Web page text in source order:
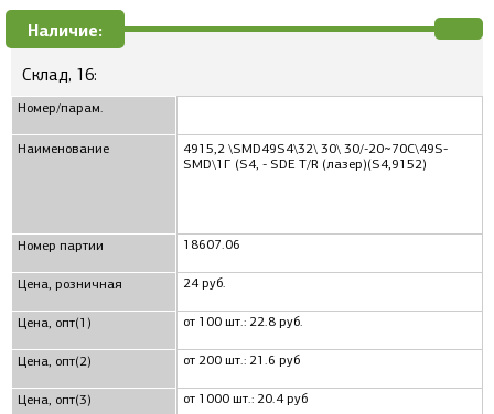
Наличие:
Склад, 16:
Номер/парам.
Наименование
Номер партии
Цена, розничная
Цена, опт(1)
Цена, опт(2)
Цена, опт(3)
4915,2 \SMD49S4\32\ 30\ 30/-20~70C\49S-
SMD\1Г (S4, - SDE T/R (лазер)(S4,9152)
18607.06
24 руб.
от 100 шт.: 22.8 руб.
от 200 шт.: 21.6 руб
от 1000 шт.: 20.4 руб